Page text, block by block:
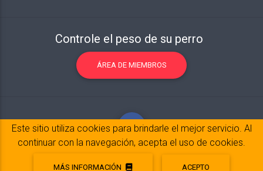
Controle el peso de su perro
ÁREA DE MIEMBROS
Este sitio utiliza cookies para brindarle el mejor servicio. Al
continuar con la navegación, acepta el uso de cookies.
MÁS INFORMACIÓN ACEPTO